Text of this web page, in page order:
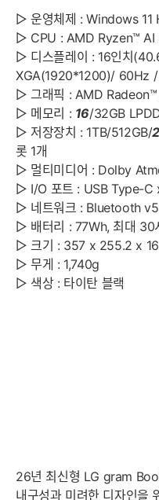
▷ 운영체제 : Windows 11
▷ CPU : AMD Ryzen™ AI
▷ 디스플레이 : 16인치
XGA(1920*1200)/ 60Hz
▷ 그래픽 : AMD
▷ 메모리 : 16/32GB
▷ 저장장치 : 1TB/512GB/
롯 1개
▷ 멀티미디어 : Dolby
▷ I/O 포트 : USB Type-
▷ 네트워크 : Bluetooth
▷ 배터리 : 77Wh, 최대 30
▷ 크기 : 357 x 255.2 x
▷ 무게 : 1,740g
▷ 색상 : 타이탄 블랙
26년 최신형 LG gram
내구성과 미려한 디자인을